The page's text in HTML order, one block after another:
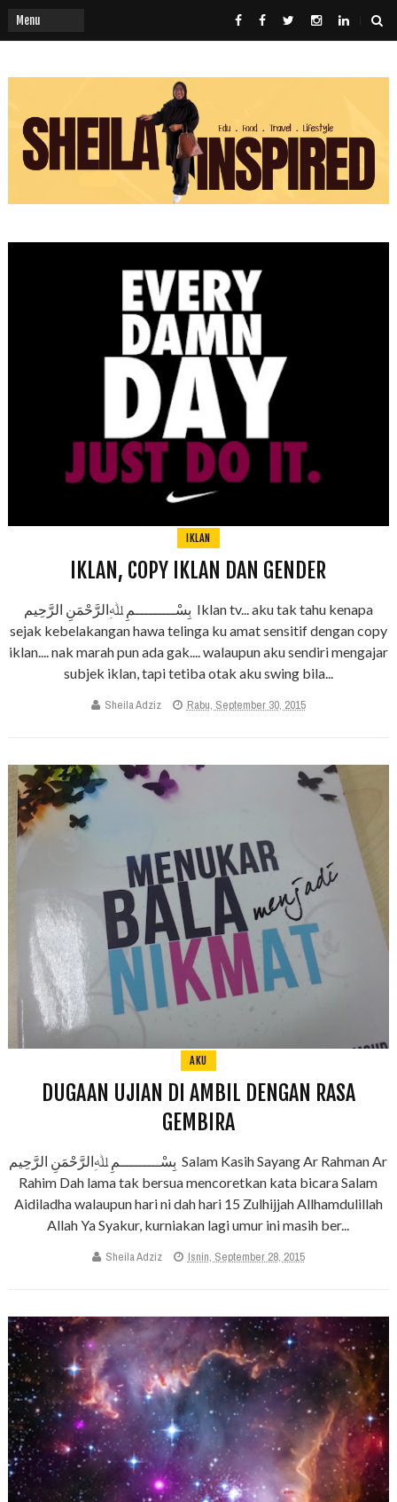
IKLAN
IKLAN, COPY IKLAN DAN GENDER
بِسْـــــــــمِ ﷲِالرَّحْمَنِ الرَّحِيم Iklan tv... aku tak tahu kenapa
sejak kebelakangan hawa telinga ku amat sensitif dengan copy
iklan.... nak marah pun ada gak.... walaupun aku sendiri mengajar
subjek iklan, tapi tetiba otak aku swing bila...
Sheila Adziz Rabu, September 30, 2015
AKU
DUGAAN UJIAN DI AMBIL DENGAN RASA
GEMBIRA
بِسْـــــــــمِ ﷲِالرَّحْمَنِ الرَّحِيم Salam Kasih Sayang Ar Rahman Ar
Rahim Dah lama tak bersua mencoretkan kata bicara Salam
Aidiladha walaupun hari ni dah hari 15 Zulhijjah Allhamdulillah
Allah Ya Syakur, kurniakan lagi umur ini masih ber...
Sheila Adziz Isnin, September 28, 2015